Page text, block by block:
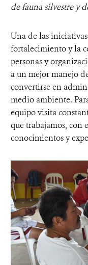
de fauna silvestre y
Una de las
fortalecimiento y la
personas y
a un mejor manejo
convertirse en
medio ambiente.
equipo visita
que trabajamos,
conocimientos y